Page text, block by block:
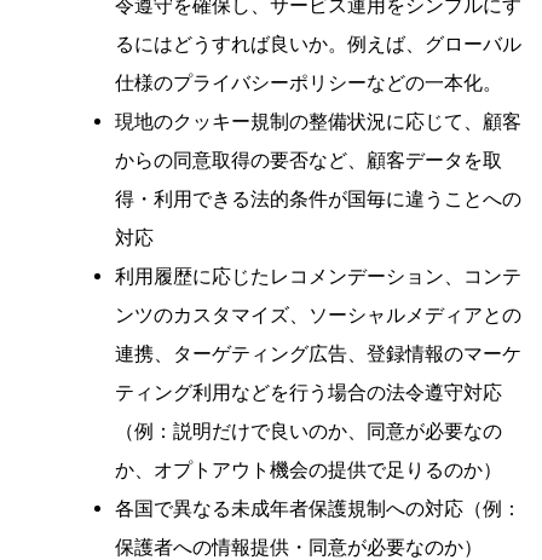
令遵守を確保し、サービス運用をシンプルにす
るにはどうすれば良いか。例えば、グローバル
仕様のプライバシーポリシーなどの一本化。
現地のクッキー規制の整備状況に応じて、顧客
からの同意取得の要否など、顧客データを取
得・利用できる法的条件が国毎に違うことへの
対応
利用履歴に応じたレコメンデーション、コンテ
ンツのカスタマイズ、ソーシャルメディアとの
連携、ターゲティング広告、登録情報のマーケ
ティング利用などを行う場合の法令遵守対応
（例：説明だけで良いのか、同意が必要なの
か、オプトアウト機会の提供で足りるのか）
各国で異なる未成年者保護規制への対応（例：
保護者への情報提供・同意が必要なのか）